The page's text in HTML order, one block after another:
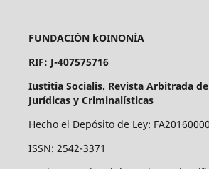
FUNDACIÓN kOINONÍA
RIF: J-407575716
Iustitia Socialis. Revista Arbitrada
Jurídicas y Criminalísticas
Hecho el Depósito de Ley:
ISSN: 2542-3371